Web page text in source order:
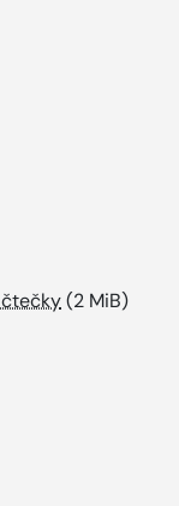
čtečky(2 MiB)